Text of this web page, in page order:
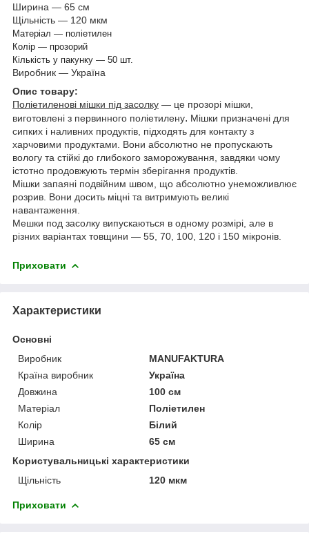
Ширина — 65 см
Щільність — 120 мкм
Матеріал — поліетилен
Колір — прозорий
Кількість у пакунку — 50 шт.
Виробник — Україна
Опис товару:
Поліетиленові мішки під засолку — це прозорі мішки,
виготовлені з первинного поліетилену. Мішки призначені для
сипких і наливних продуктів, підходять для контакту з
харчовими продуктами. Вони абсолютно не пропускають
вологу та стійкі до глибокого заморожування, завдяки чому
істотно продовжують термін зберігання продуктів.
Мішки запаяні подвійним швом, що абсолютно унеможливлює
розрив. Вони досить міцні та витримують великі
навантаження.
Мешки под засолку випускаються в одному розмірі, але в
різних варіантах товщини — 55, 70, 100, 120 і 150 мікронів.
Приховати
Характеристики
Основні
Виробник
MANUFAKTURA
Країна виробник
Україна
Довжина
100 см
Матеріал
Поліетилен
Колір
Білий
Ширина
65 см
Користувальницькі характеристики
Щільність
120 мкм
Приховати